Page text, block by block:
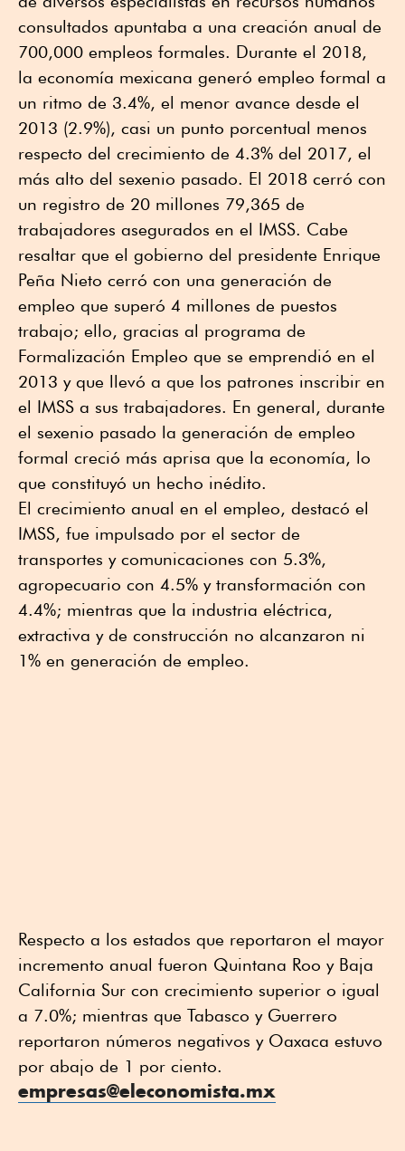
consultados apuntaba a una creación anual de
700,000 empleos formales. Durante el 2018,
la economía mexicana generó empleo formal a
un ritmo de 3.4%, el menor avance desde el
2013 (2.9%), casi un punto porcentual menos
respecto del crecimiento de 4.3% del 2017, el
más alto del sexenio pasado. El 2018 cerró con
un registro de 20 millones 79,365 de
trabajadores asegurados en el IMSS. Cabe
resaltar que el gobierno del presidente Enrique
Peña Nieto cerró con una generación de
empleo que superó 4 millones de puestos
trabajo; ello, gracias al programa de
Formalización Empleo que se emprendió en el
2013 y que llevó a que los patrones inscribir en
el IMSS a sus trabajadores. En general, durante
el sexenio pasado la generación de empleo
formal creció más aprisa que la economía, lo
que constituyó un hecho inédito.
El crecimiento anual en el empleo, destacó el
IMSS, fue impulsado por el sector de
transportes y comunicaciones con 5.3%,
agropecuario con 4.5% y transformación con
4.4%; mientras que la industria eléctrica,
extractiva y de construcción no alcanzaron ni
1% en generación de empleo.
Respecto a los estados que reportaron el mayor
incremento anual fueron Quintana Roo y Baja
California Sur con crecimiento superior o igual
a 7.0%; mientras que Tabasco y Guerrero
reportaron números negativos y Oaxaca estuvo
por abajo de 1 por ciento.
empresas@eleconomista.mx